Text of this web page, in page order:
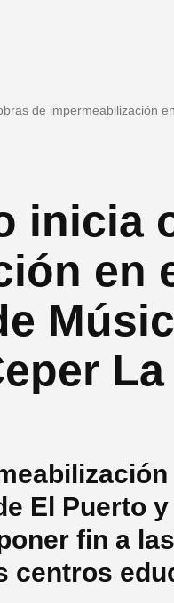
de impermeabilización
inicia
en
El Puerto
fin a
centros